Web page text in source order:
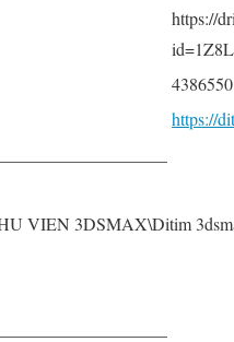
https://
https://
VIEN 3DSMAX\Ditim